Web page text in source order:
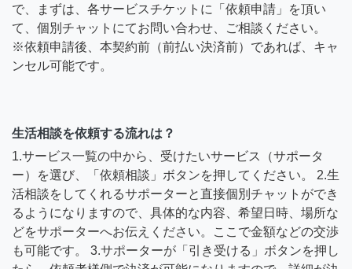
で、まずは、各サービスチケットに「依頼申請」を頂い
て、個別チャットにてお問い合わせ、ご相談ください。
※依頼申請後、本契約前（前払い決済前）であれば、キャ
ンセル可能です。
生活相談を依頼する流れは？
1.サービス一覧の中から、受けたいサービス（サポータ
ー）を選び、「依頼相談」ボタンを押してください。 2.生
活相談をしてくれるサポーターと直接個別チャットができ
るようになりますので、具体的な内容、希望日時、場所な
どをサポーターへお伝えください。ここで金額などの交渉
も可能です。 3.サポーターが「引き受ける」ボタンを押し